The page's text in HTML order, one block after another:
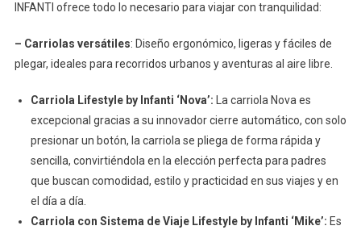
INFANTI ofrece todo lo necesario para viajar con tranquilidad:
– Carriolas versátiles: Diseño ergonómico, ligeras y fáciles de
plegar, ideales para recorridos urbanos y aventuras al aire libre.
Carriola Lifestyle by Infanti ‘Nova’: La carriola Nova es
excepcional gracias a su innovador cierre automático, con solo
presionar un botón, la carriola se pliega de forma rápida y
sencilla, convirtiéndola en la elección perfecta para padres
que buscan comodidad, estilo y practicidad en sus viajes y en
el día a día.
Carriola con Sistema de Viaje Lifestyle by Infanti ‘Mike’: Es